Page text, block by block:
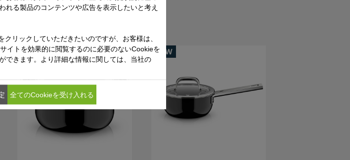
れる製品のコンテンツや広告を表示したいと考え
クリックしていただきたいのですが、お客様は、
イトを効果的に閲覧するのに必要のないCookieを
できます。より詳細な情報に関しては、当社の
全てのCookieを受け入れる